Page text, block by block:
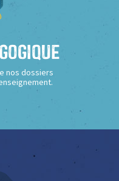
nos dossiers